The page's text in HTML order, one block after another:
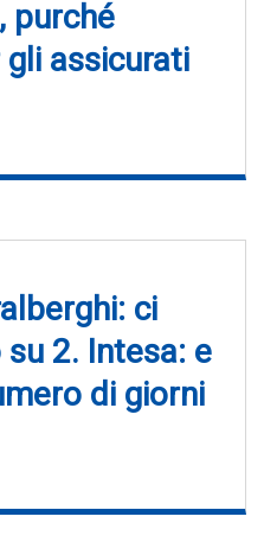
purché
assicurati
ci
2. Intesa: e
di giorni